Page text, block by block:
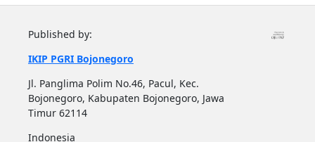
Published by:
IKIP PGRI Bojonegoro
Jl. Panglima Polim No.46, Pacul, Kec.
Bojonegoro, Kabupaten Bojonegoro, Jawa
Timur 62114
Indonesia